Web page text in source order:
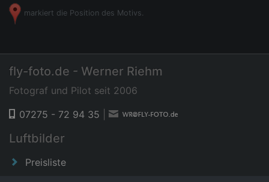
markiert die Position des Motivs.
fly-foto.de - Werner Riehm
Fotograf und Pilot seit 2006
07275 - 72 94 35
Luftbilder
Preisliste